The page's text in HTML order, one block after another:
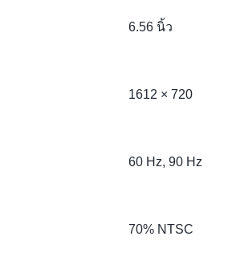
6.56 นิ้ว
1612 × 720
60 Hz, 90 Hz
70% NTSC